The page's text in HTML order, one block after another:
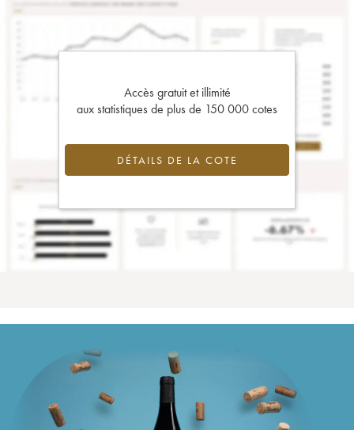
Accès gratuit et illimité
aux statistiques de plus de 150 000 cotes
DÉTAILS DE LA COTE